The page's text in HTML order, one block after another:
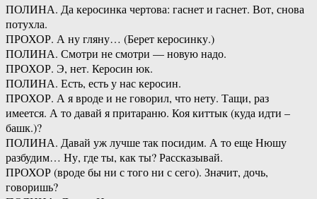
ПОЛИНА. Да керосинка чертова: гаснет и гаснет. Вот, снова
потухла.
ПРОХОР. А ну гляну… (Берет керосинку.)
ПОЛИНА. Смотри не смотри — новую надо.
ПРОХОР. Э, нет. Керосин юк.
ПОЛИНА. Есть, есть у нас керосин.
ПРОХОР. А я вроде и не говорил, что нету. Тащи, раз
имеется. А то давай я притараню. Коя киттык (куда идти –
башк.)?
ПОЛИНА. Давай уж лучше так посидим. А то еще Нюшу
разбудим… Ну, где ты, как ты? Рассказывай.
ПРОХОР (вроде бы ни с того ни с сего). Значит, дочь,
говоришь?